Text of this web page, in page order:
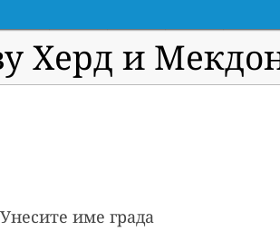
Херд и
Унесите име града